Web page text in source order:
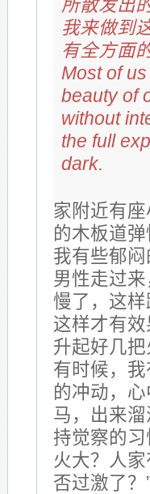
所散发出
我来做到
有全方面
Most of
beauty of
without
the full
dark.
家附近有
的木板道
我有些郁
男性走过
慢了，这
这样才有
升起好几
有时候，
的冲动，
马，出来
持觉察的
火大？人
否过激了？